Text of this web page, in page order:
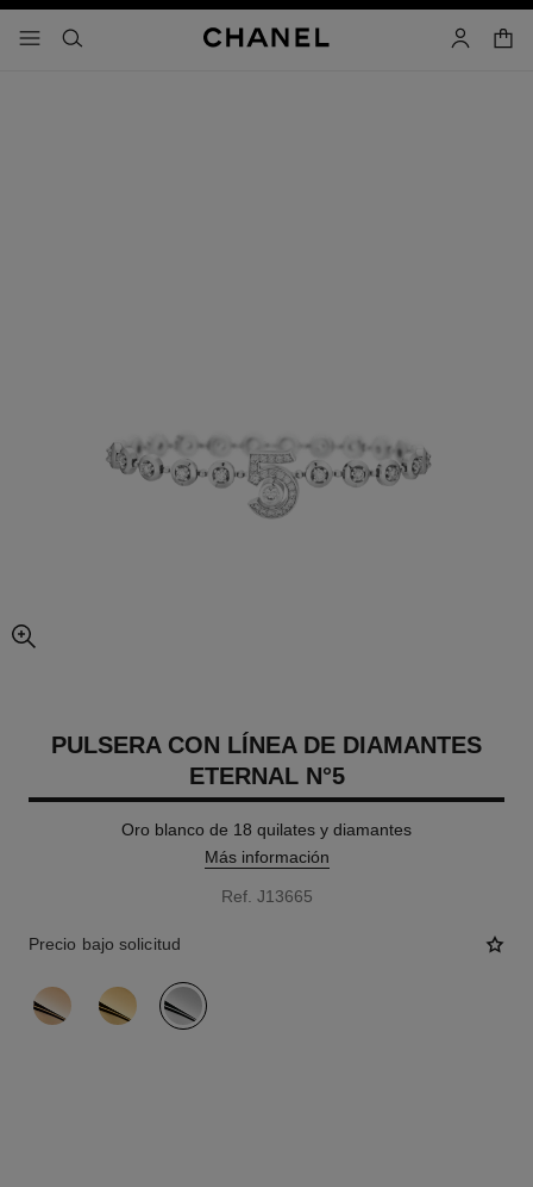
- navegación principal
buscar cuenta
imagen agrandada
PULSERA CON LÍNEA DE DIAMANTES
ETERNAL N°5
Oro blanco de 18 quilates y diamantes
Más información
Ref. J13665
Precio bajo solicitud
variante (3)